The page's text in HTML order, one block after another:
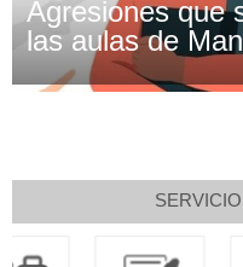
Agresiones que
las aulas de